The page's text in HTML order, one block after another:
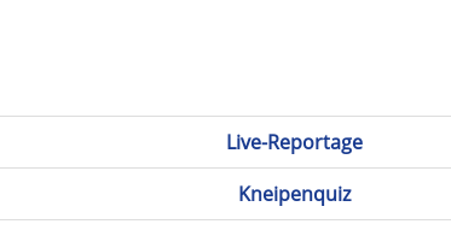
Live-Reportage
Kneipenquiz